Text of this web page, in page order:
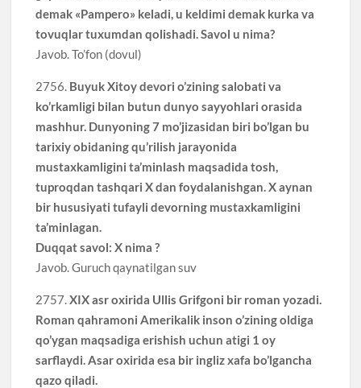
demak «Pampero» keladi, u keldimi demak kurka va
tovuqlar tuxumdan qolishadi. Savol u nima?
Javob. To’fon (dovul)
2756. Buyuk Xitoy devori o’zining salobati va
ko’rkamligi bilan butun dunyo sayyohlari orasida
mashhur. Dunyoning 7 mo’jizasidan biri bo’lgan bu
tarixiy obidaning qu’rilish jarayonida
mustaxkamligini ta’minlash maqsadida tosh,
tuproqdan tashqari X dan foydalanishgan. X aynan
bir hususiyati tufayli devorning mustaxkamligini
ta’minlagan.
Duqqat savol: X nima ?
Javob. Guruch qaynatilgan suv
2757.XIX asr oxirida Ullis Grifgoni bir roman yozadi.
Roman qahramoni Amerikalik inson o’zining oldiga
qo’ygan maqsadiga erishish uchun atigi 1 oy
sarflaydi. Asar oxirida esa bir ingliz xafa bo’lgancha
qazo qiladi.